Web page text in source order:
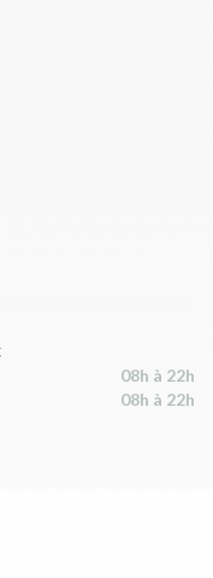
08h à 22h
08h à 22h